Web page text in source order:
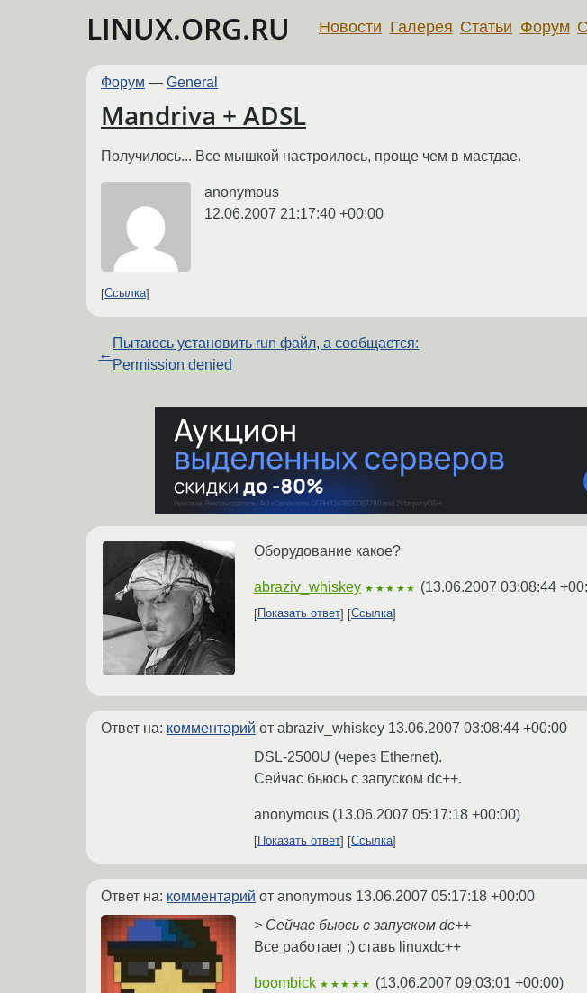
LINUX.ORG.RU Новости Галерея Статьи Форум
Форум — General
Mandriva + ADSL
Получилось... Все мышкой настроилось, проще чем в мастдае.
anonymous
12.06.2007 21:17:40 +00:00
Ссылка
←
Пытаюсь установить run файл, а сообщается:
Permission denied
Оборудование какое?
abraziv_whiskey ★★★★★ (13.06.2007 03:08:44
Показать ответ Ссылка
Ответ на: комментарий от abraziv_whiskey 13.06.2007 03:08:44 +00:00
DSL-2500U (через Ethernet).
Сейчас бьюсь с запуском dc++.
anonymous (13.06.2007 05:17:18 +00:00)
Показать ответ Ссылка
Ответ на: комментарий от anonymous 13.06.2007 05:17:18 +00:00
> Сейчас бьюсь с запуском dc++
Все работает :) ставь linuxdc++
boombick ★★★★★ (13.06.2007 09:03:01 +00:00)